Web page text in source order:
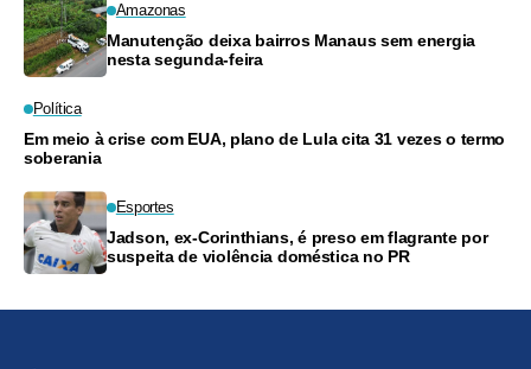
Amazonas
Manutenção deixa bairros Manaus sem energia
nesta segunda-feira
Política
Em meio à crise com EUA, plano de Lula cita 31 vezes o termo
soberania
Esportes
Jadson, ex-Corinthians, é preso em flagrante por
suspeita de violência doméstica no PR